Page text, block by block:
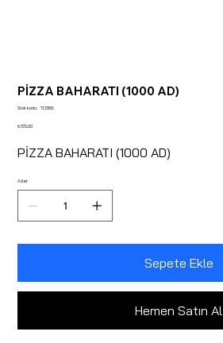
PİZZA BAHARATI (1000 AD)
Stok kodu: Stok
TD368
Fiyat
₺725,00
PİZZA BAHARATI (1000 AD)
Adet
Sepete Ekle
Hemen Satın Al